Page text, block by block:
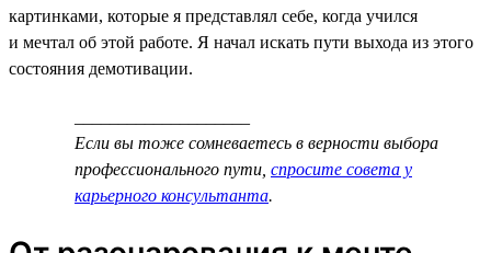
картинками, которые я представлял себе, когда учился
и мечтал об этой работе. Я начал искать пути выхода из этого
состояния демотивации.
Если вы тоже сомневаетесь в верности выбора
профессионального пути, спросите совета у
карьерного консультанта.